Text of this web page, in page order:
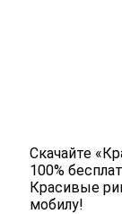
Скачайте
100%
Красивые
мобилу!